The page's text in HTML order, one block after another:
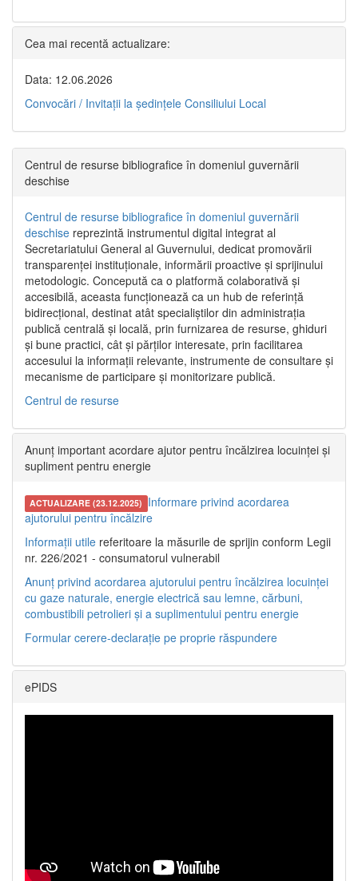
Cea mai recentă actualizare:
Data: 12.06.2026
Convocări / Invitaţii la şedinţele Consiliului Local
Centrul de resurse bibliografice în domeniul guvernării
deschise
Centrul de resurse bibliografice în domeniul guvernării
deschise reprezintă instrumentul digital integrat al
Secretariatului General al Guvernului, dedicat promovării
transparenței instituționale, informării proactive și sprijinului
metodologic. Concepută ca o platformă colaborativă și
accesibilă, aceasta funcționează ca un hub de referință
bidirecțional, destinat atât specialiștilor din administrația
publică centrală și locală, prin furnizarea de resurse, ghiduri
și bune practici, cât și părților interesate, prin facilitarea
accesului la informații relevante, instrumente de consultare și
mecanisme de participare și monitorizare publică.
Centrul de resurse
Anunț important acordare ajutor pentru încălzirea locuinței și
supliment pentru energie
ACTUALIZARE (23.12.2025) Informare privind acordarea
ajutorului pentru încălzire
Informații utile referitoare la măsurile de sprijin conform Legii
nr. 226/2021 - consumatorul vulnerabil
Anunț privind acordarea ajutorului pentru încălzirea locuinței
cu gaze naturale, energie electrică sau lemne, cărbuni,
combustibili petrolieri și a suplimentului pentru energie
Formular cerere-declarație pe proprie răspundere
ePIDS